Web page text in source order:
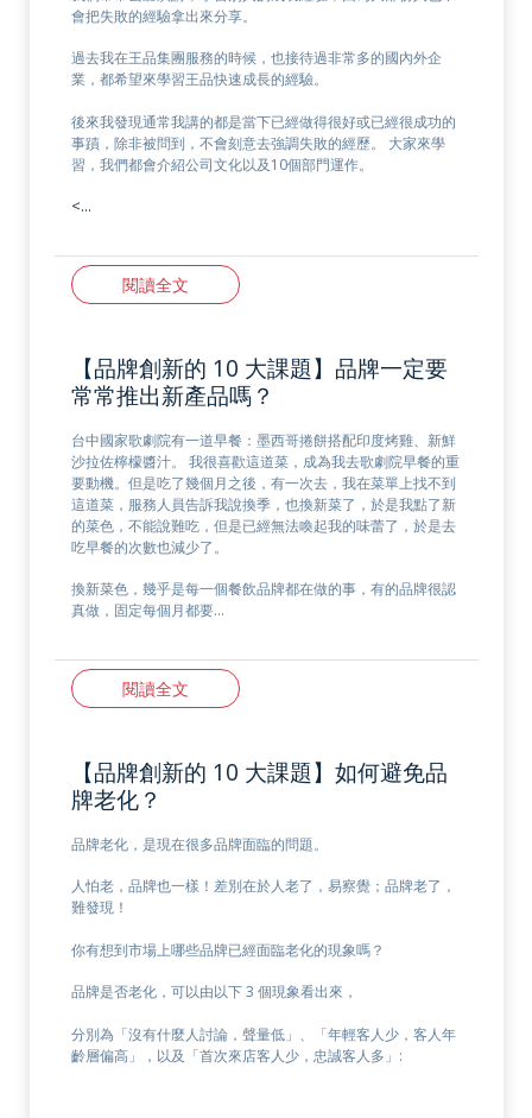
會把失敗的經驗拿出來分享。
過去我在王品集團服務的時候，也接待過非常多的國內外企
業，都希望來學習王品快速成長的經驗。
後來我發現通常我講的都是當下已經做得很好或已經很成功的
事蹟，除非被問到，不會刻意去強調失敗的經歷。 大家來學
習，我們都會介紹公司文化以及10個部門運作。
<…
閱讀全文
【品牌創新的 10 大課題】品牌一定要
常常推出新產品嗎？
台中國家歌劇院有一道早餐：墨西哥捲餅搭配印度烤雞、新鮮
沙拉佐檸檬醬汁。 我很喜歡這道菜，成為我去歌劇院早餐的重
要動機。但是吃了幾個月之後，有一次去，我在菜單上找不到
這道菜，服務人員告訴我說換季，也換新菜了，於是我點了新
的菜色，不能說難吃，但是已經無法喚起我的味蕾了，於是去
吃早餐的次數也減少了。
換新菜色，幾乎是每一個餐飲品牌都在做的事，有的品牌很認
真做，固定每個月都要…
閱讀全文
【品牌創新的 10 大課題】如何避免品
牌老化？
品牌老化，是現在很多品牌面臨的問題。
人怕老，品牌也一樣！差別在於人老了，易察覺；品牌老了，
難發現！
你有想到市場上哪些品牌已經面臨老化的現象嗎？
品牌是否老化，可以由以下 3 個現象看出來，
分別為「沒有什麼人討論，聲量低」、「年輕客人少，客人年
齡層偏高」，以及「首次來店客人少，忠誠客人多」: